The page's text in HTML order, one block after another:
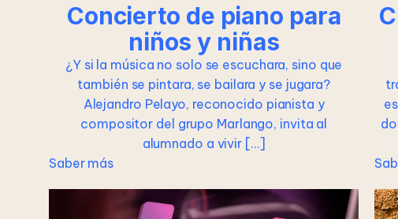
Concierto de piano para
niños y niñas
¿Y si la música no solo se escuchara, sino que
también se pintara, se bailara y se jugara?
Alejandro Pelayo, reconocido pianista y
compositor del grupo Marlango, invita al
alumnado a vivir […]
Saber más